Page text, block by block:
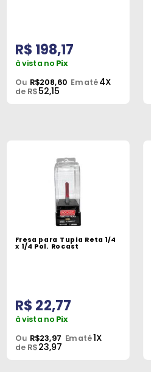
R$ 198,17
à vista no Pix
Ou R$208,60 Em até4X
de R$52,15
Fresa para Tupia Reta 1/4
x 1/4 Pol. Rocast
R$ 22,77
à vista no Pix
Ou R$23,97 Em até1X
de R$23,97